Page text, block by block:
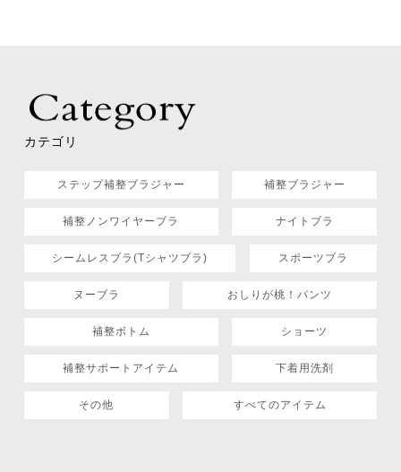
カテゴリ
ステップ補整ブラジャー 補整ブラジャー
補整ノンワイヤーブラ ナイトブラ
シームレスブラ(Tシャツブラ) スポーツブラ
ヌーブラ おしりが桃！パンツ
補整ボトム ショーツ
補整サポートアイテム 下着用洗剤
その他 すべてのアイテム